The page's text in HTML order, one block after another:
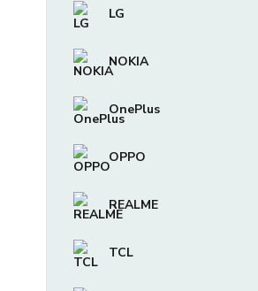
LG
NOKIA
OnePlus
OPPO
REALME
TCL